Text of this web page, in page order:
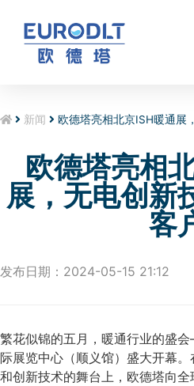
新闻 欧德塔亮相北京ISH暖通展
欧德塔亮相
展，无电创新
客
发布日期：2024-05-15 21:12
繁花似锦的五月，暖通行业的盛
际展览中心（顺义馆）盛大开幕
和创新技术的舞台上，欧德塔向